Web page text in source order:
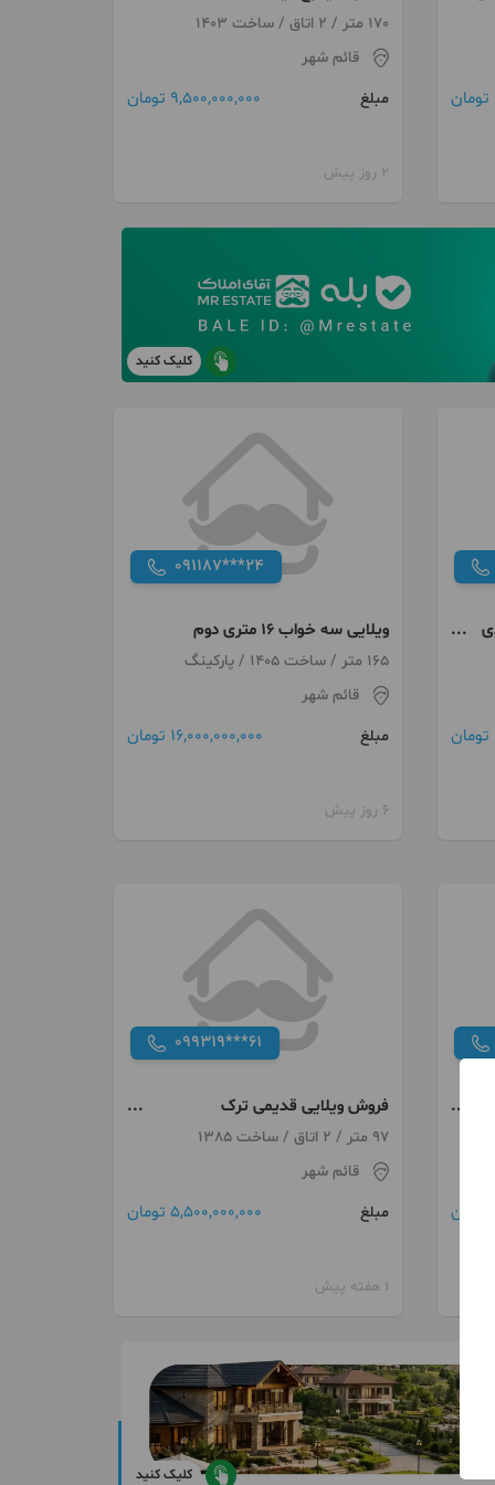
170 متر / 2 اتاق / ساخت 1403
قائم شهر
مبلغ
9,500,000,000 تومان
2 روز پیش
کلیک کنید
091187***24
ویلایی سه خواب ۱۶ متری دوم
165 متر / ساخت 1405 / پارکینگ
قائم شهر
مبلغ
16,000,000,000 تومان
6 روز پیش
099319***61
فروش ویلایی قدیمی ترک
محله(املاک همتا)
97 متر / 2 اتاق / ساخت 1385
قائم شهر
مبلغ
5,500,000,000 تومان
1 هفته پیش
کلیک کنید